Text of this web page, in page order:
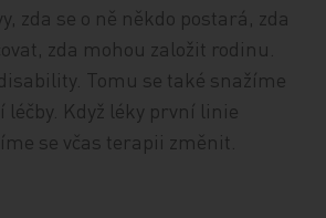
zda se o ně někdo postará, zda
zda mohou založit rodinu.
Tomu se také snažíme
Když léky první linie
se včas terapii změnit.